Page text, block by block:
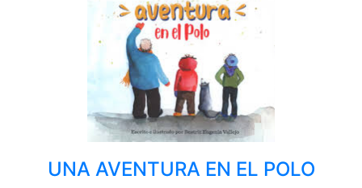
UNA AVENTURA EN EL POLO